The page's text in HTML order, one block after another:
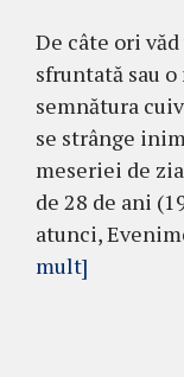
De câte ori
sfruntată sau
semnătura
se strânge
meseriei de
de 28 de ani
atunci,
mult]